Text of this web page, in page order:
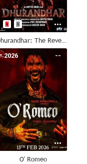
Dhurandhar: The Revenge
--
2026
O' Romeo